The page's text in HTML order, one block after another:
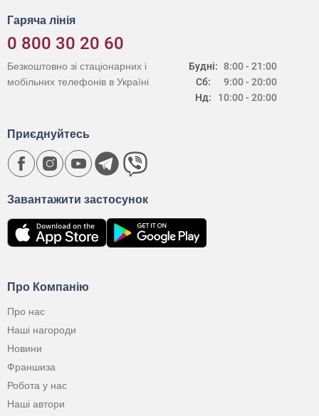
Гаряча лінія
0 800 30 20 60
Будні:
Сб:
Нд:
8:00 - 21:00
9:00 - 20:00
10:00 - 20:00
Безкоштовно зі стаціонарних і
мобільних телефонів в Україні
Про Компанію
Про нас
Наші нагороди
Новини
Франшиза
Робота у нас
Наші автори
Завантажити застосунок
Приєднуйтесь